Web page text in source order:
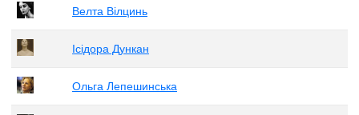
Велта Вілцинь
Ісідора Дункан
Ольга Лепешинська